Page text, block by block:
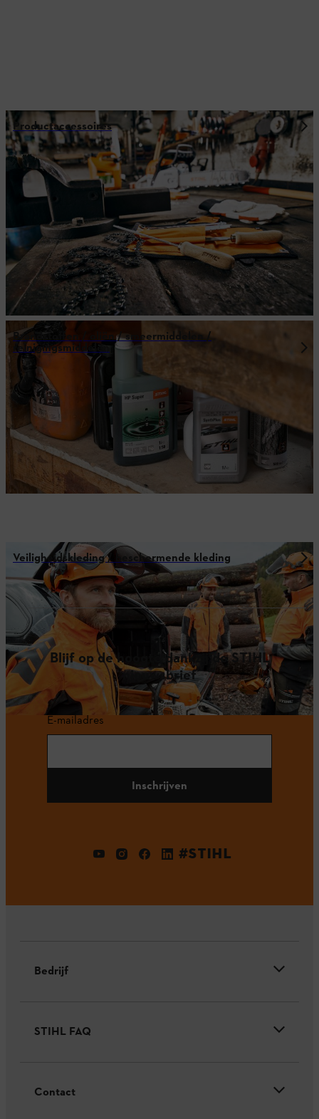
Productaccessoires
Brandstoffen / oliën / smeermiddelen /
reinigingsmiddelen
Veiligheidskleding / beschermende kleding
Blijf op de hoogte dankzij de STIHL
nieuwsbrief
E-mailadres
Inschrijven
#STIHL
Bedrijf
STIHL FAQ
Contact